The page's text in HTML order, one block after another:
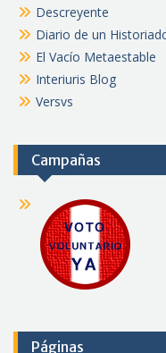
Descreyente
Diario de un
El Vacío Metaestable
Interiuris Blog
Versvs
Campañas
Páginas